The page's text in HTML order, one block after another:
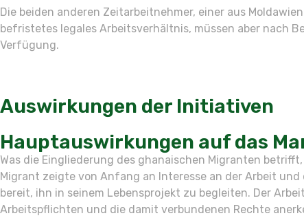
Die beiden anderen Zeitarbeitnehmer, einer aus
befristetes legales Arbeitsverhältnis, müssen aber nach
Verfügung.
Auswirkungen der Initiativen
Hauptauswirkungen auf das
Was die Eingliederung des ghanaischen Migranten
Migrant zeigte von Anfang an Interesse an der Arbeit
bereit, ihn in seinem Lebensprojekt zu begleiten. Der
Arbeitspflichten und die damit verbundenen Rechte